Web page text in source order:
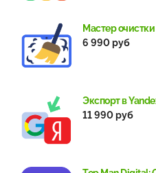
Мастер
6 990 руб
Экспорт в
11 990 руб